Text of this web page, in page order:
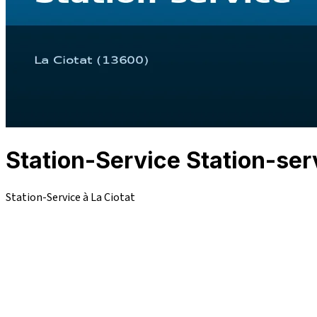
Station-Service Station-
Station-Service à La Ciotat